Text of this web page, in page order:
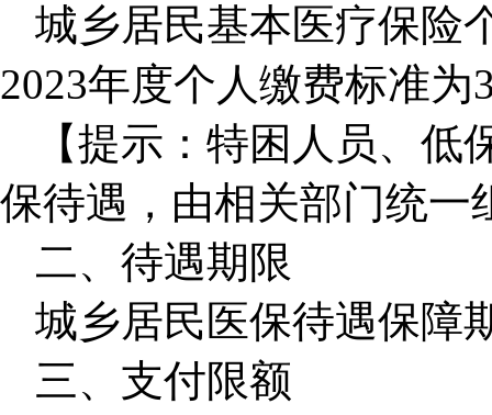
城乡居民基本医疗保险
2023年度个人缴费标准为
【提示：特困人员、
保待遇，由相关部门统一
二、待遇期限
城乡居民医保待遇保障
三、支付限额